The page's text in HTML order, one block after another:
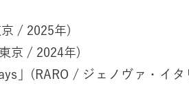
/ 2025年)
京 / 2024年)
」(RARO / ジェノヴァ・イ